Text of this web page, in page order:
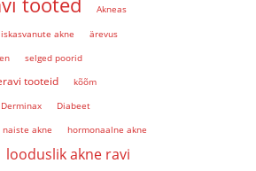
Akneas
akne
ärevus
selged poorid
tooteid
kõõm
Derminax
Diabeet
naiste akne hormonaalne akne
looduslik akne ravi